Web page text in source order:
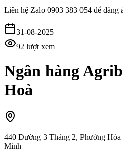
Liên hệ Zalo 0903 383 054 để đăng
31-08-2025
92 lượt xem
Ngân hàng
Hoà
440 Đường 3 Tháng 2, Phường
Minh